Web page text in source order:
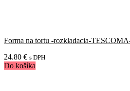
Forma na tortu -rozkladacia-
24.80 € s DPH
Do košíka